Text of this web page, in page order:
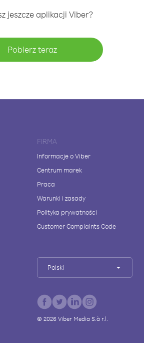
jeszcze aplikacji Viber?
Pobierz teraz
FIRMA
Informacje o Viber
Centrum marek
Praca
Warunki i zasady
Polityka prywatności
Customer Complaints Code
Polski
© 2026Viber Media S.à r.l.